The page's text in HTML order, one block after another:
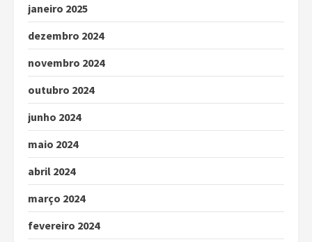
janeiro 2025
dezembro 2024
novembro 2024
outubro 2024
junho 2024
maio 2024
abril 2024
março 2024
fevereiro 2024